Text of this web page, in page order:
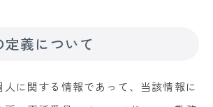
義について
に関する情報であって、当該情報に